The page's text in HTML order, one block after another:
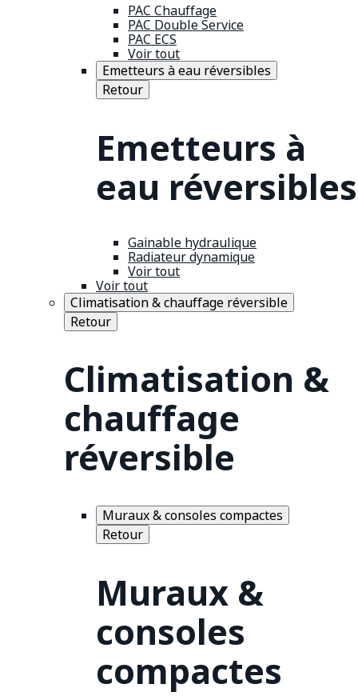
PAC Chauffage
PAC Double Service
PAC ECS
Voir tout
Emetteurs à eau réversibles
Retour
Emetteurs à
eau réversibles
Gainable hydraulique
Radiateur dynamique
Voir tout
Voir tout
Climatisation & chauffage réversible
Retour
Climatisation &
chauffage
réversible
Muraux & consoles compactes
Retour
Muraux &
consoles
compactes